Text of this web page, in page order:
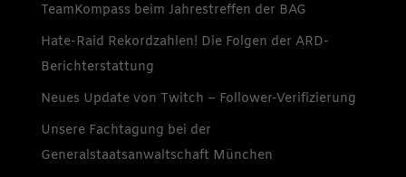
TeamKompass beim Jahrestreffen der BAG
Hate-Raid Rekordzahlen! Die Folgen der ARD-
Berichterstattung
Neues Update von Twitch – Follower-Verifizierung
Unsere Fachtagung bei der
Generalstaatsanwaltschaft München